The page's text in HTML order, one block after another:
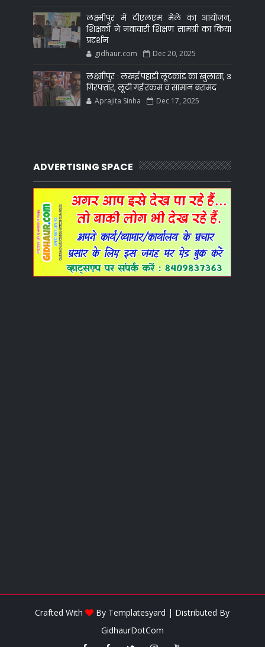
लक्ष्मीपुर में टीएलएम मेले का आयोजन,
शिक्षकों ने नवाचारी शिक्षण सामग्री का किया
प्रदर्शन
gidhaur.com Dec 20, 2025
लक्ष्मीपुर : लखई पहाड़ी लूटकांड का खुलासा, 3
गिरफ्तार, लूटी गई रकम व सामान बरामद
Aprajita Sinha Dec 17, 2025
ADVERTISING SPACE
Crafted With By Templatesyard | Distributed By
GidhaurDotCom